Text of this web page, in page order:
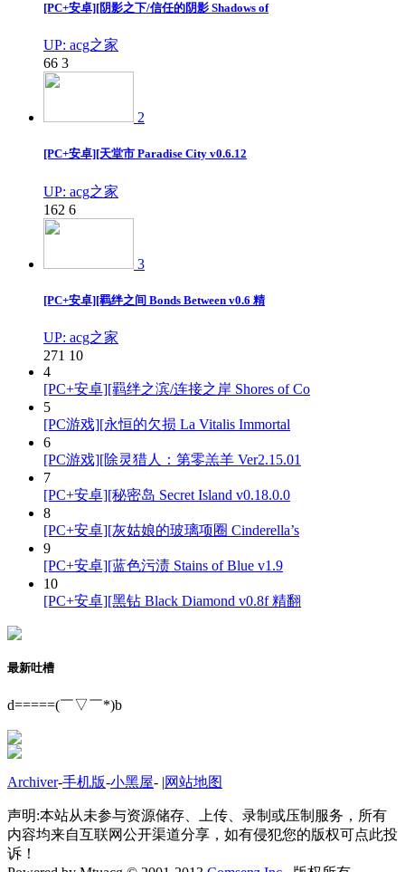
[PC+安卓][阴影之下/信任的阴影 Shadows of
UP: acg之家
66 3
2
[PC+安卓][天堂市 Paradise City v0.6.12
UP: acg之家
162 6
3
[PC+安卓][羁绊之间 Bonds Between v0.6 精
UP: acg之家
271 10
4
[PC+安卓][羁绊之滨/连接之岸 Shores of Co
5
[PC游戏][永恒的欠损 La Vitalis Immortal
6
[PC游戏][除灵猎人：第零羔羊 Ver2.15.01
7
[PC+安卓][秘密岛 Secret Island v0.18.0.0
8
[PC+安卓][灰姑娘的玻璃项圈 Cinderella’s
9
[PC+安卓][蓝色污渍 Stains of Blue v1.9
10
[PC+安卓][黑钻 Black Diamond v0.8f 精翻
最新吐槽
d=====(￣▽￣*)b
Archiver-手机版-小黑屋- |网站地图
声明:本站从未参与资源储存、上传、录制或压制服务，所有
内容均来自互联网公开渠道分享，如有侵犯您的版权可点此投
诉！